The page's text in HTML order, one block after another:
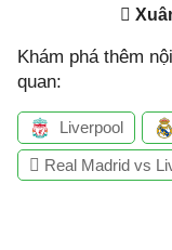
Khám phá thêm
quan:
Liverpool
Real Madrid vs